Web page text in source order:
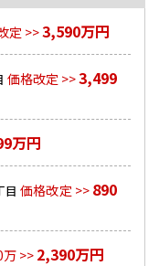
定 >>3,590万円
価格改定 >>3,499
万円
目 価格改定 >> 890
>> 2,390万円